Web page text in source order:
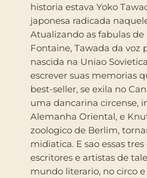
historia estava Yoko
japonesa radicada
Atualizando as fabulas de
Fontaine, Tawada da voz
nascida na Uniao Sovietica que, depois de
escrever suas memorias
best-seller, se exila no
uma dancarina circense,
Alemanha Oriental, e
zoologico de Berlim,
midiatica. E sao essas
escritores e artistas de
mundo literario, no circo